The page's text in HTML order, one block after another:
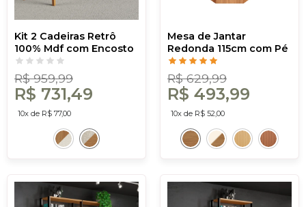
Kit 2 Cadeiras Retrô
100% Mdf com Encosto
em Palha Sintética
Freijó/Tweed Liso Claro
- Dalla Costa
R$ 959,99
R$ 731,49
10x de R$ 77,00
Mesa de Jantar
Redonda 115cm com Pé
Hexagonal Freijó
R$ 629,99
R$ 493,99
10x de R$ 52,00